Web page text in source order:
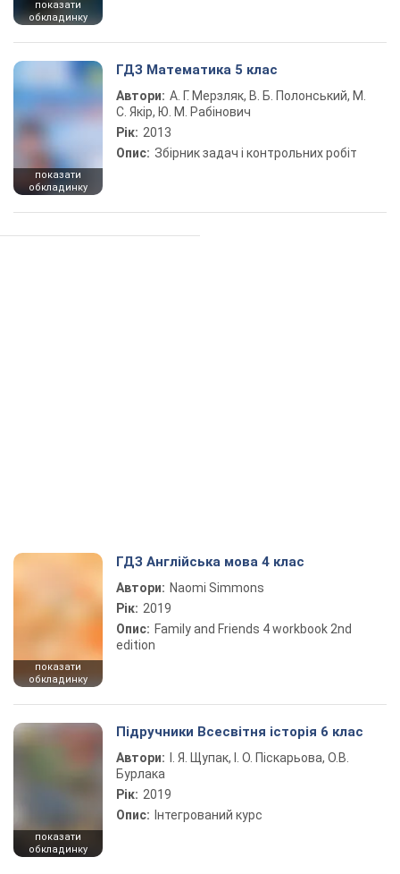
показати
обкладинку
показати
обкладинку
ГДЗ Математика 5 клас
Автори: А. Г. Мерзляк, В. Б. Полонський, М.
С. Якір, Ю. М. Рабінович
Рік: 2013
Опис: Збірник задач і контрольних робіт
показати
обкладинку
ГДЗ Англійська мова 4 клас
Автори: Naomi Simmons
Рік: 2019
Опис: Family and Friends 4 workbook 2nd
edition
показати
обкладинку
Підручники Всесвітня історія 6 клас
Автори:
І. Я. Щупак, І. О. Піскарьова, О.В.
Бурлака
Рік: 2019
Опис: Інтегрований курс